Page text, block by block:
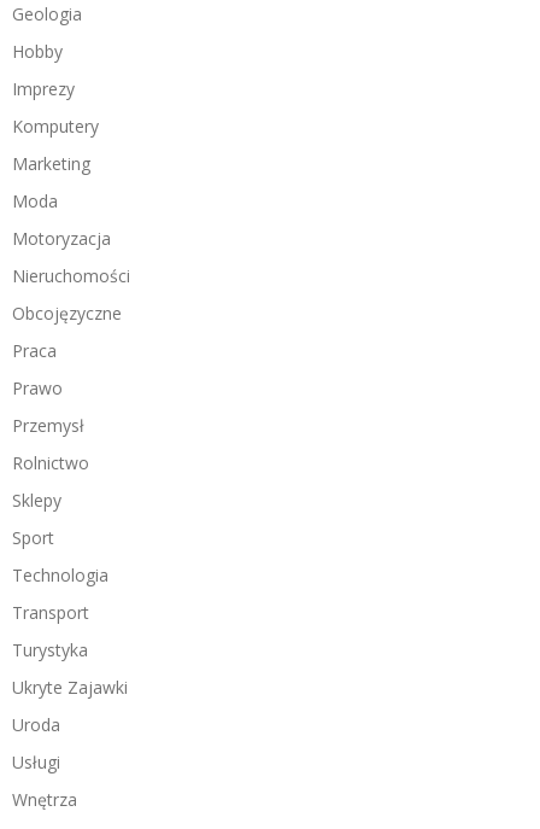
Geologia
Hobby
Imprezy
Komputery
Marketing
Moda
Motoryzacja
Nieruchomości
Obcojęzyczne
Praca
Prawo
Przemysł
Rolnictwo
Sklepy
Sport
Technologia
Transport
Turystyka
Ukryte Zajawki
Uroda
Usługi
Wnętrza